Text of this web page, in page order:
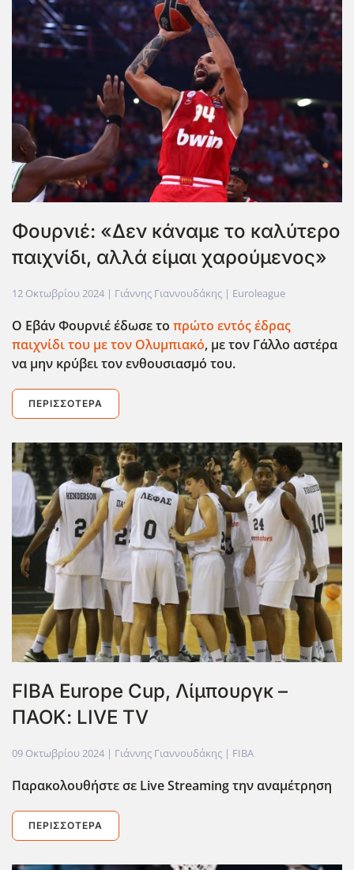
Φουρνιέ: «Δεν κάναμε το καλύτερο
παιχνίδι, αλλά είμαι χαρούμενος»
12 Οκτωβρίου 2024 | Γιάννης Γιαννουδάκης | Euroleague
Ο Εβάν Φουρνιέ έδωσε το πρώτο εντός έδρας
παιχνίδι του με τον Ολυμπιακό, με τον Γάλλο αστέρα
να μην κρύβει τον ενθουσιασμό του.
ΠΕΡΙΣΣΌΤΕΡΑ
FIBA Europe Cup, Λίμπουργκ –
ΠΑΟΚ: LIVE TV
09 Οκτωβρίου 2024 | Γιάννης Γιαννουδάκης | FIBA
Παρακολουθήστε σε LiveStreamingτην αναμέτρηση
ΠΕΡΙΣΣΌΤΕΡΑ